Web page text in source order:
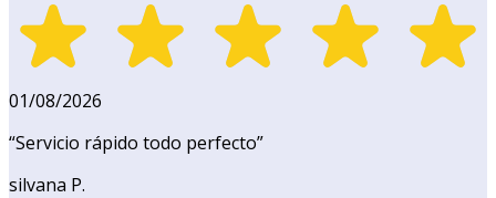
01/08/2026
“Servicio rápido todo perfecto”
silvana P.